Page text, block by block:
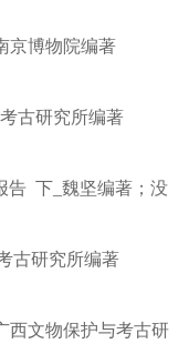
京博物院编著
古研究所编著
告 下_魏坚编著；没
古研究所编著
西文物保护与考古研